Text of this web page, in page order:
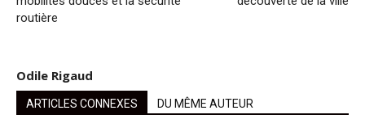
routière
Odile Rigaud
ARTICLES CONNEXES DU MÊME AUTEUR